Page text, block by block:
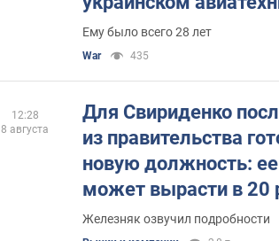
Кировоградской
Ему было всего 28 лет
War 435
Для Свириденко
из правительства
новую должность:
может вырасти в 20
Железняк озвучил подробности
12:28
8 августа